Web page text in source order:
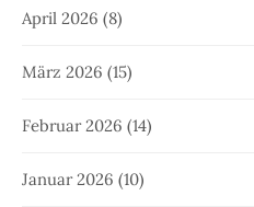
April 2026 (8)
März 2026 (15)
Februar 2026 (14)
Januar 2026 (10)